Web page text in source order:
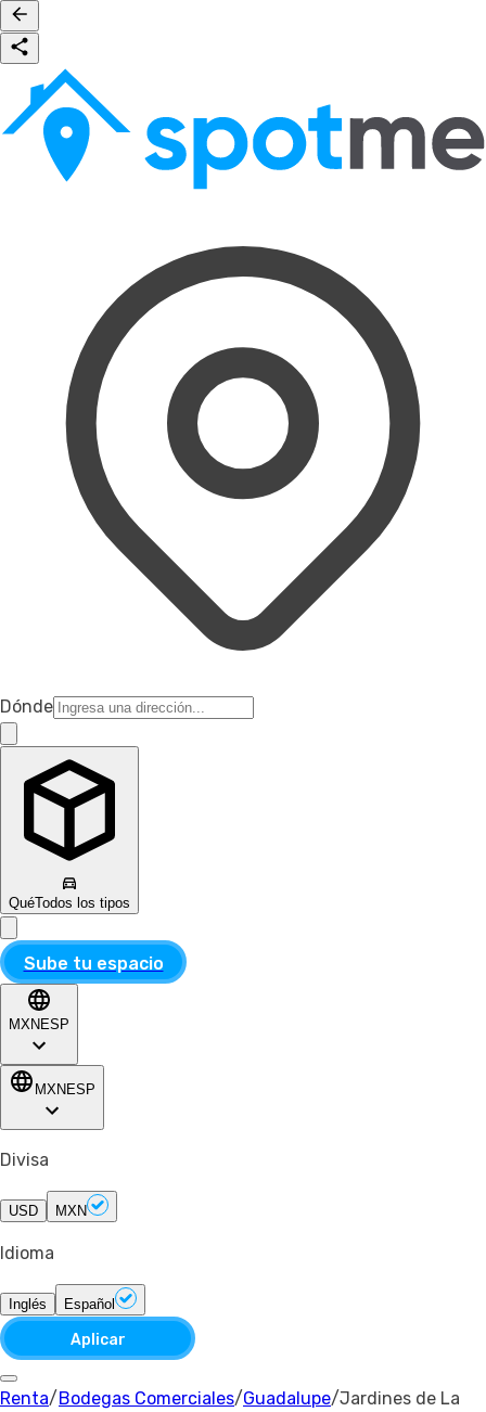
Dónde
QuéTodos los tipos
Sube tu espacio
MXN ESP
MXN ESP
Divisa
USD MXN
Idioma
Inglés Español
Aplicar
Renta/ Bodegas Comerciales/Guadalupe/Jardines de La